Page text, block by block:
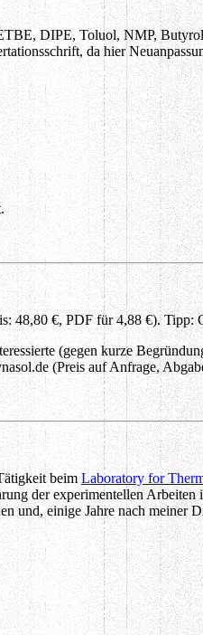
DIPE, Toluol, NMP,
da hier
48,80 €, PDF für 4,88 €). Tipp:
(gegen kurze
(Preis auf Anfrage,
beim Laboratory for
der experimentellen
und, einige Jahre nach